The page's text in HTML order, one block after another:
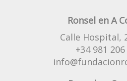
Ronsel en A
Calle Hospital,
+34 981